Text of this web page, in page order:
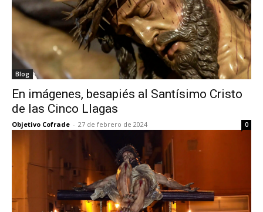
Blog
En imágenes, besapiés al Santísimo Cristo
de las Cinco Llagas
Objetivo Cofrade - 27 de febrero de 2024 0